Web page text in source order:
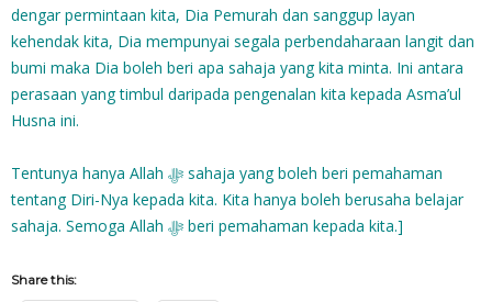
dengar permintaan kita, Dia Pemurah dan sanggup layan
kehendak kita, Dia mempunyai segala perbendaharaan langit dan
bumi maka Dia boleh beri apa sahaja yang kita minta. Ini antara
perasaan yang timbul daripada pengenalan kita kepada Asma’ul
Husna ini.
Tentunya hanya Allah‎ ﷻ sahaja yang boleh beri pemahaman
tentang Diri-Nya kepada kita. Kita hanya boleh berusaha belajar
sahaja. Semoga Allah‎ ﷻ beri pemahaman kepada kita.]
Share this: